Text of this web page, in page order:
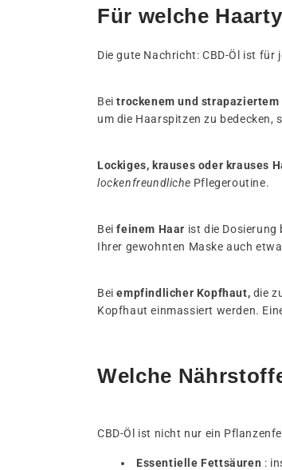
Für welche
Die gute Nachricht: CBD-Öl ist
Beitrockenem und strapaziertem
um die Haarspitzen zu bedecken,
Lockiges, krauses oder krauses
lockenfreundliche Pflegeroutine.
Beifeinem Haar ist die Dosierung
Ihrer gewohnten Maske auch
Beiempfindlicher Kopfhaut, die
Kopfhaut einmassiert werden.
Welche
CBD-Öl ist nicht nur ein
Essentielle Fettsäuren :